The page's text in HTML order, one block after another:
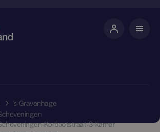
's-Gravenhage
- Korbootstraat - 3-kamer